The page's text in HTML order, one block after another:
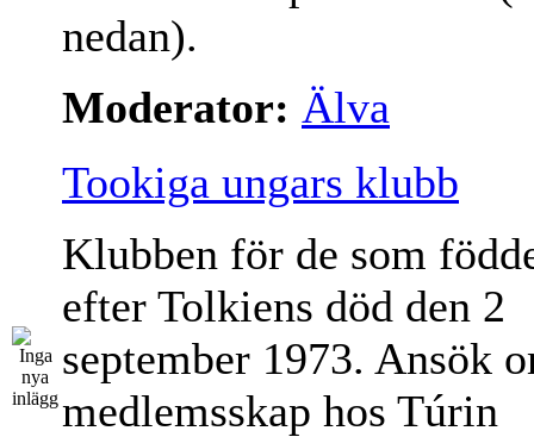
nedan).
Moderator: Älva
Tookiga ungars klubb
Klubben för de som
efter Tolkiens död den 2
september 1973. Ansök
medlemsskap hos Túrin